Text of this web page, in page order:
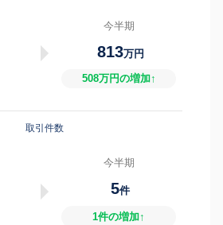
今半期
813万円
508万円の増加↑
取引件数
今半期
5件
1件の増加↑